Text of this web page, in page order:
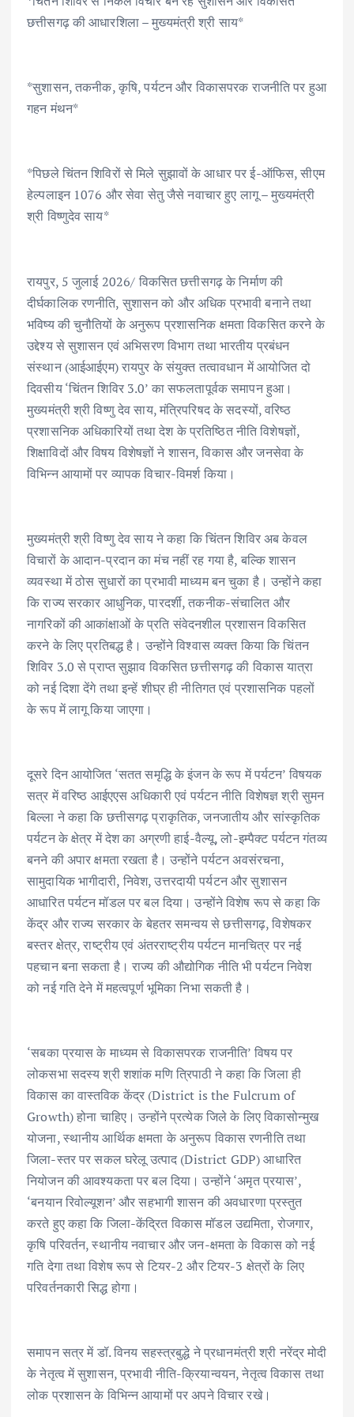
e
b
o
k
it
te
ai
l
at
s
p
k
e
n
ar
e
छत्तीसगढ़ की आधारशिला – मुख्यमंत्री श्री साय*
*सुशासन, तकनीक, कृषि, पर्यटन और विकासपरक राजनीति पर हुआ
गहन मंथन*
*पिछले चिंतन शिविरों से मिले सुझावों के आधार पर ई-ऑफिस, सीएम
हेल्पलाइन 1076 और सेवा सेतु जैसे नवाचार हुए लागू – मुख्यमंत्री
श्री विष्णुदेव साय*
रायपुर, 5 जुलाई 2026/ विकसित छत्तीसगढ़ के निर्माण की
दीर्घकालिक रणनीति, सुशासन को और अधिक प्रभावी बनाने तथा
भविष्य की चुनौतियों के अनुरूप प्रशासनिक क्षमता विकसित करने के
उद्देश्य से सुशासन एवं अभिसरण विभाग तथा भारतीय प्रबंधन
संस्थान (आईआईएम) रायपुर के संयुक्त तत्वावधान में आयोजित दो
दिवसीय ‘चिंतन शिविर 3.0’ का सफलतापूर्वक समापन हुआ।
मुख्यमंत्री श्री विष्णु देव साय, मंत्रिपरिषद के सदस्यों, वरिष्ठ
प्रशासनिक अधिकारियों तथा देश के प्रतिष्ठित नीति विशेषज्ञों,
शिक्षाविदों और विषय विशेषज्ञों ने शासन, विकास और जनसेवा के
विभिन्न आयामों पर व्यापक विचार-विमर्श किया।
मुख्यमंत्री श्री विष्णु देव साय ने कहा कि चिंतन शिविर अब केवल
विचारों के आदान-प्रदान का मंच नहीं रह गया है, बल्कि शासन
व्यवस्था में ठोस सुधारों का प्रभावी माध्यम बन चुका है। उन्होंने कहा
कि राज्य सरकार आधुनिक, पारदर्शी, तकनीक-संचालित और
नागरिकों की आकांक्षाओं के प्रति संवेदनशील प्रशासन विकसित
करने के लिए प्रतिबद्ध है। उन्होंने विश्वास व्यक्त किया कि चिंतन
शिविर 3.0 से प्राप्त सुझाव विकसित छत्तीसगढ़ की विकास यात्रा
को नई दिशा देंगे तथा इन्हें शीघ्र ही नीतिगत एवं प्रशासनिक पहलों
के रूप में लागू किया जाएगा।
दूसरे दिन आयोजित ‘सतत समृद्धि के इंजन के रूप में पर्यटन’ विषयक
सत्र में वरिष्ठ आईएएस अधिकारी एवं पर्यटन नीति विशेषज्ञ श्री सुमन
बिल्ला ने कहा कि छत्तीसगढ़ प्राकृतिक, जनजातीय और सांस्कृतिक
पर्यटन के क्षेत्र में देश का अग्रणी हाई-वैल्यू, लो-इम्पैक्ट पर्यटन गंतव्य
बनने की अपार क्षमता रखता है। उन्होंने पर्यटन अवसंरचना,
सामुदायिक भागीदारी, निवेश, उत्तरदायी पर्यटन और सुशासन
आधारित पर्यटन मॉडल पर बल दिया। उन्होंने विशेष रूप से कहा कि
केंद्र और राज्य सरकार के बेहतर समन्वय से छत्तीसगढ़, विशेषकर
बस्तर क्षेत्र, राष्ट्रीय एवं अंतरराष्ट्रीय पर्यटन मानचित्र पर नई
पहचान बना सकता है। राज्य की औद्योगिक नीति भी पर्यटन निवेश
को नई गति देने में महत्वपूर्ण भूमिका निभा सकती है।
‘सबका प्रयास के माध्यम से विकासपरक राजनीति’ विषय पर
लोकसभा सदस्य श्री शशांक मणि त्रिपाठी ने कहा कि जिला ही
विकास का वास्तविक केंद्र (District is the Fulcrum of
Growth) होना चाहिए। उन्होंने प्रत्येक जिले के लिए विकासोन्मुख
योजना, स्थानीय आर्थिक क्षमता के अनुरूप विकास रणनीति तथा
जिला-स्तर पर सकल घरेलू उत्पाद (District GDP) आधारित
नियोजन की आवश्यकता पर बल दिया। उन्होंने ‘अमृत प्रयास’,
‘बनयान रिवोल्यूशन’ और सहभागी शासन की अवधारणा प्रस्तुत
करते हुए कहा कि जिला-केंद्रित विकास मॉडल उद्यमिता, रोजगार,
कृषि परिवर्तन, स्थानीय नवाचार और जन-क्षमता के विकास को नई
गति देगा तथा विशेष रूप से टियर-2 और टियर-3 क्षेत्रों के लिए
परिवर्तनकारी सिद्ध होगा।
समापन सत्र में डॉ. विनय सहस्त्रबुद्धे ने प्रधानमंत्री श्री नरेंद्र मोदी
के नेतृत्व में सुशासन, प्रभावी नीति-क्रियान्वयन, नेतृत्व विकास तथा
लोक प्रशासन के विभिन्न आयामों पर अपने विचार रखे।